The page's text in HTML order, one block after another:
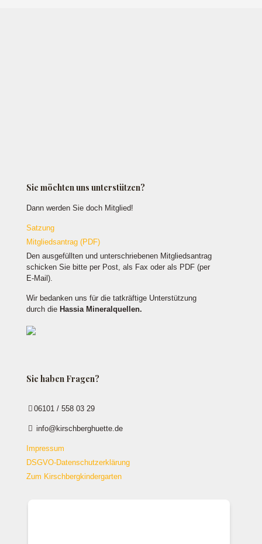
Sie möchten uns unterstützen?
Dann werden Sie doch Mitglied!
Satzung
Mitgliedsantrag (PDF)
Den ausgefüllten und unterschriebenen Mitgliedsantrag
schicken Sie bitte per Post, als Fax oder als PDF (per
E-Mail).
Wir bedanken uns für die tatkräftige Unterstützung
durch die Hassia Mineralquellen.
Sie haben Fragen?
06101 / 558 03 29
info@kirschberghuette.de
Impressum
DSGVO-Datenschutzerklärung
Zum Kirschbergkindergarten